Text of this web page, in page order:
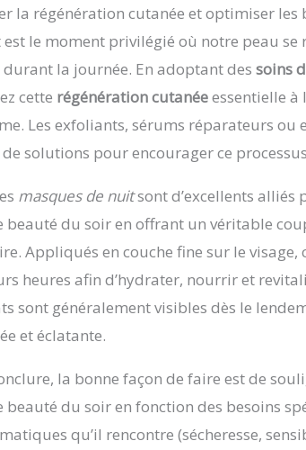
la régénération cutanée et optimiser
est le moment privilégié où notre peau se
durant la journée. En adoptant dessoins
cette régénération cutanéeessentielle à
Les exfoliants, sérums réparateurs ou
solutions pour encourager ce
masques de nuitsont d’excellents alliés
beauté du soir en offrant un véritable
Appliqués en couche fine sur le
heures afin d’hydrater, nourrir et
sont généralement visibles dès le
et éclatante.
la bonne façon de faire est de
beauté du soir en fonction des besoins
qu’il rencontre (sécheresse,